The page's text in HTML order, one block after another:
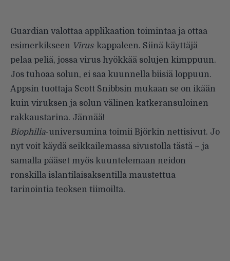
Guardian valottaa applikaation toimintaa ja ottaa
esimerkikseen Virus-kappaleen. Siinä käyttäjä
pelaa peliä, jossa virus hyökkää solujen kimppuun.
Jos tuhoaa solun, ei saa kuunnella biisiä loppuun.
Appsin tuottaja Scott Snibbsin mukaan se on ikään
kuin viruksen ja solun välinen katkeransuloinen
rakkaustarina. Jännää!
Biophilia-universumina toimii Björkin nettisivut. Jo
nyt voit käydä seikkailemassa sivustolla tästä – ja
samalla pääset myös kuuntelemaan neidon
ronskilla islantilaisaksentilla maustettua
tarinointia teoksen tiimoilta.